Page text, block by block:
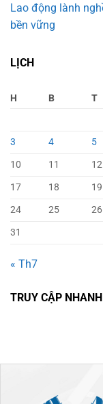
Lao động lành
bền vững
LỊCH
H B T
3
4 5
10
11 12
17
18 19
24
25 26
31
« Th7
TRUY CẬP NHANH